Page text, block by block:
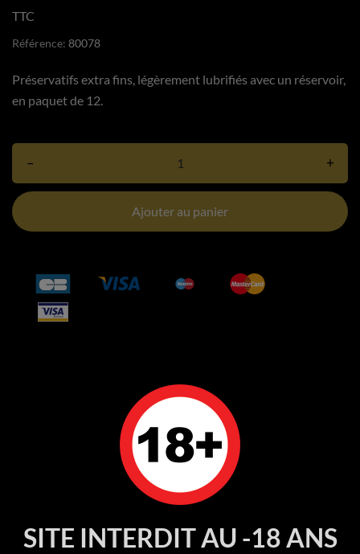
SITE INTERDIT AU -18 ANS
TTC
Référence: 80078
Préservatifs extra fins, légèrement lubrifiés avec un réservoir,
en paquet de 12.
– +
Ajouter au panier
DÉTAILS DU PRODUIT